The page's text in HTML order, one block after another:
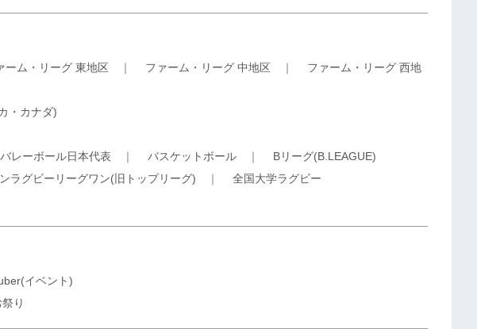
ーム・リーグ 東地区 ｜ ファーム・リーグ 中地区 ｜ ファーム・リーグ 西地
・カナダ)
バレーボール日本代表 ｜ バスケットボール ｜ Bリーグ(B.LEAGUE)
ラグビーリーグワン(旧トップリーグ) ｜ 全国大学ラグビー
イベント)
り